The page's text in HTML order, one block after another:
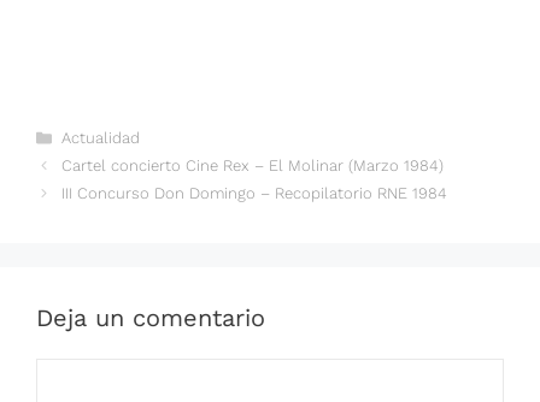
Categorías
Actualidad
Cartel concierto Cine Rex – El Molinar (Marzo 1984)
III Concurso Don Domingo – Recopilatorio RNE 1984
Deja un comentario